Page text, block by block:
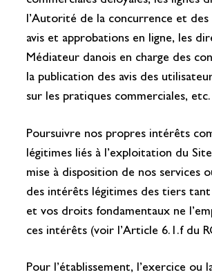
l’Autorité de la concurrence et des
avis et approbations en ligne, les
Médiateur danois en charge des
la publication des avis des
sur les pratiques commerciales, etc.
Poursuivre nos propres intérêts
légitimes liés à l’exploitation du
mise à disposition de nos services
des intérêts légitimes des tiers
et vos droits fondamentaux ne
ces intérêts (voir l’Article 6.1.f du
Pour l’établissement, l’exercice ou